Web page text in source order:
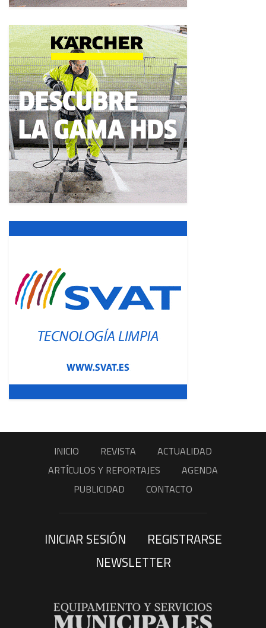
INICIO REVISTA
ACTUALIDAD
ARTÍCULOS Y REPORTAJES
AGENDA
PUBLICIDAD
CONTACTO
INICIAR SESIÓN
REGISTRARSE
NEWSLETTER